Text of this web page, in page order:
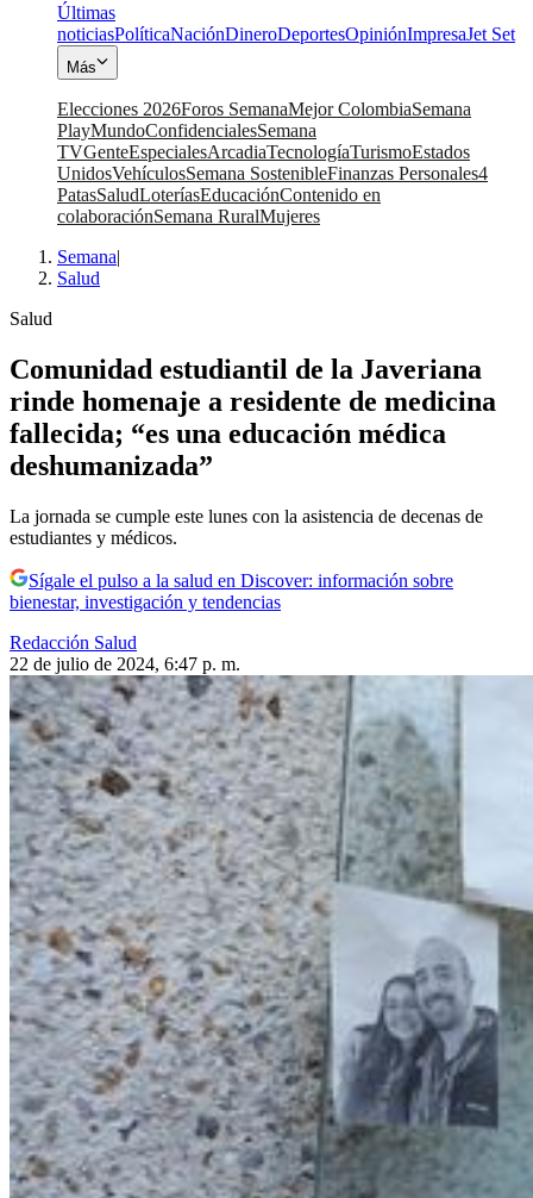
Últimas
noticiasPolíticaNaciónDineroDeportesOpiniónImpresaJet Set
Más
Elecciones 2026Foros SemanaMejor ColombiaSemana
PlayMundoConfidencialesSemana
TVGenteEspecialesArcadiaTecnologíaTurismoEstados
UnidosVehículosSemana SostenibleFinanzas Personales4
PatasSaludLoteríasEducaciónContenido en
colaboraciónSemana RuralMujeres
Semana|
Salud
Salud
Comunidad estudiantil de la Javeriana
rinde homenaje a residente de medicina
fallecida; “es una educación médica
deshumanizada”
La jornada se cumple este lunes con la asistencia de decenas de
estudiantes y médicos.
Sígale el pulso a la salud en Discover: información sobre
bienestar, investigación y tendencias
Redacción Salud
22 de julio de 2024, 6:47 p. m.